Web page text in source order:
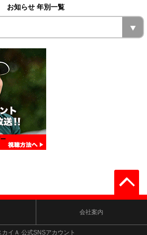
お知らせ 年別一覧
会社案内
カイＡ 公式SNSアカウント